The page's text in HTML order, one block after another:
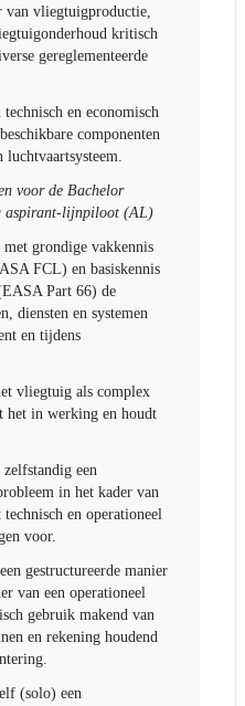
van vliegtuigproductie,
kritisch
gereglementeerde
en economisch
componenten
luchtvaartsysteem.
voor de Bachelor
aspirant-lijnpiloot (AL)
grondige vakkennis
FCL) en basiskennis
Part 66) de
diensten en systemen
en tijdens
vliegtuig als complex
het in werking en houdt
een
in het kader van
en operationeel
voor.
gestructureerde manier
van een operationeel
gebruik makend van
en rekening houdend
(solo) een